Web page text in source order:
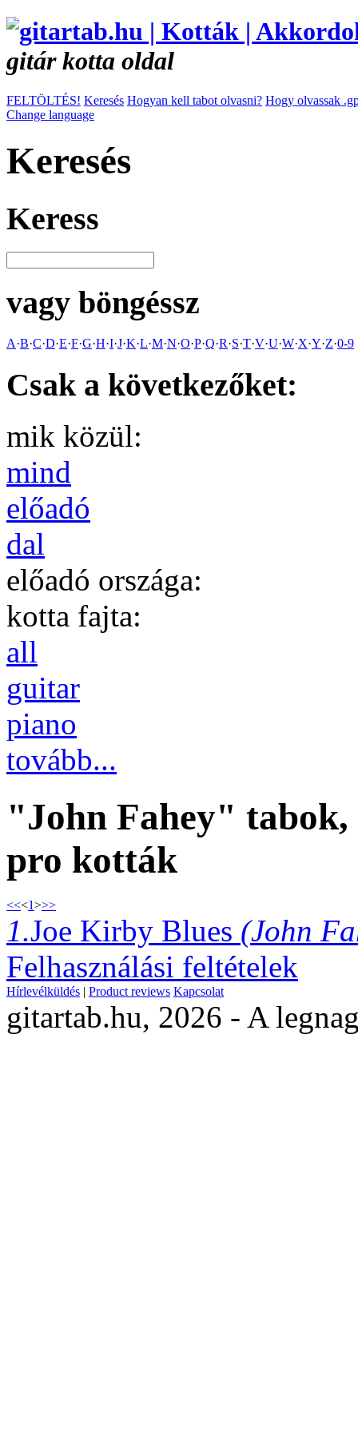
gitár kotta oldal
FELTÖLTÉS! Keresés Hogyan kell tabot olvasni? Hogy olvassak
Change language
Keresés
Keress
vagy böngéssz
A·B·C·D·E·F·G·H·I·J·K·L·M·N·O·P·Q·R·S·T·V·U·W·X·Y·Z·0-9
Csak a következőket:
mik közül:
mind
előadó
dal
előadó országa:
kotta fajta:
all
guitar
piano
tovább...
"John Fahey" tabok,
pro kották
<<<1>>>
1.Joe Kirby Blues (John
Felhasználási feltételek
Hírlevélküldés | Product reviews Kapcsolat
gitartab.hu, 2026 - A